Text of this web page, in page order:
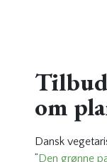
om
Dansk
”Den grønne